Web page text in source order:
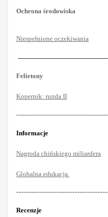
Ochrona środowiska
Niespełnione oczekiwania
Felietony
Kopernik: runda II
Informacje
Nagroda chińskiego miliardera
Globalna edukacja
Recenzje